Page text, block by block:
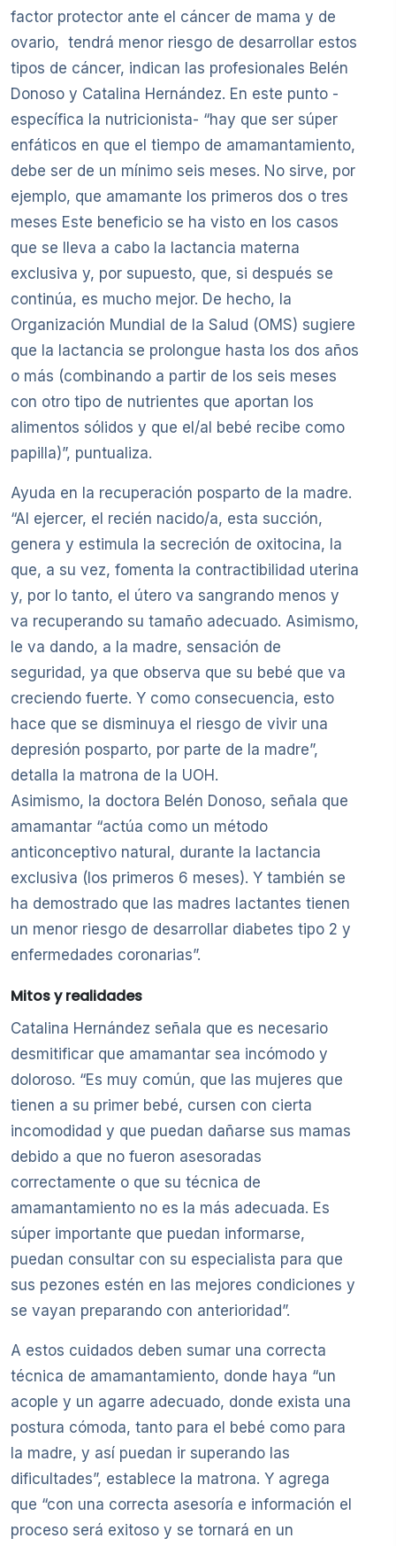
factor protector ante el cáncer de mama y de
ovario, tendrá menor riesgo de desarrollar estos
tipos de cáncer, indican las profesionales Belén
Donoso y Catalina Hernández. En este punto -
específica la nutricionista- “hay que ser súper
enfáticos en que el tiempo de amamantamiento,
debe ser de un mínimo seis meses. No sirve, por
ejemplo, que amamante los primeros dos o tres
meses Este beneficio se ha visto en los casos
que se lleva a cabo la lactancia materna
exclusiva y, por supuesto, que, si después se
continúa, es mucho mejor. De hecho, la
Organización Mundial de la Salud (OMS) sugiere
que la lactancia se prolongue hasta los dos años
o más (combinando a partir de los seis meses
con otro tipo de nutrientes que aportan los
alimentos sólidos y que el/al bebé recibe como
papilla)”, puntualiza.
Ayuda en la recuperación posparto de la madre.
“Al ejercer, el recién nacido/a, esta succión,
genera y estimula la secreción de oxitocina, la
que, a su vez, fomenta la contractibilidad uterina
y, por lo tanto, el útero va sangrando menos y
va recuperando su tamaño adecuado. Asimismo,
le va dando, a la madre, sensación de
seguridad, ya que observa que su bebé que va
creciendo fuerte. Y como consecuencia, esto
hace que se disminuya el riesgo de vivir una
depresión posparto, por parte de la madre”,
detalla la matrona de la UOH.
Asimismo, la doctora Belén Donoso, señala que
amamantar “actúa como un método
anticonceptivo natural, durante la lactancia
exclusiva (los primeros 6 meses). Y también se
ha demostrado que las madres lactantes tienen
un menor riesgo de desarrollar diabetes tipo 2 y
enfermedades coronarias”.
Mitos y realidades
Catalina Hernández señala que es necesario
desmitificar que amamantar sea incómodo y
doloroso. “Es muy común, que las mujeres que
tienen a su primer bebé, cursen con cierta
incomodidad y que puedan dañarse sus mamas
debido a que no fueron asesoradas
correctamente o que su técnica de
amamantamiento no es la más adecuada. Es
súper importante que puedan informarse,
puedan consultar con su especialista para que
sus pezones estén en las mejores condiciones y
se vayan preparando con anterioridad”.
A estos cuidados deben sumar una correcta
técnica de amamantamiento, donde haya “un
acople y un agarre adecuado, donde exista una
postura cómoda, tanto para el bebé como para
la madre, y así puedan ir superando las
dificultades”, establece la matrona. Y agrega
que “con una correcta asesoría e información el
proceso será exitoso y se tornará en un